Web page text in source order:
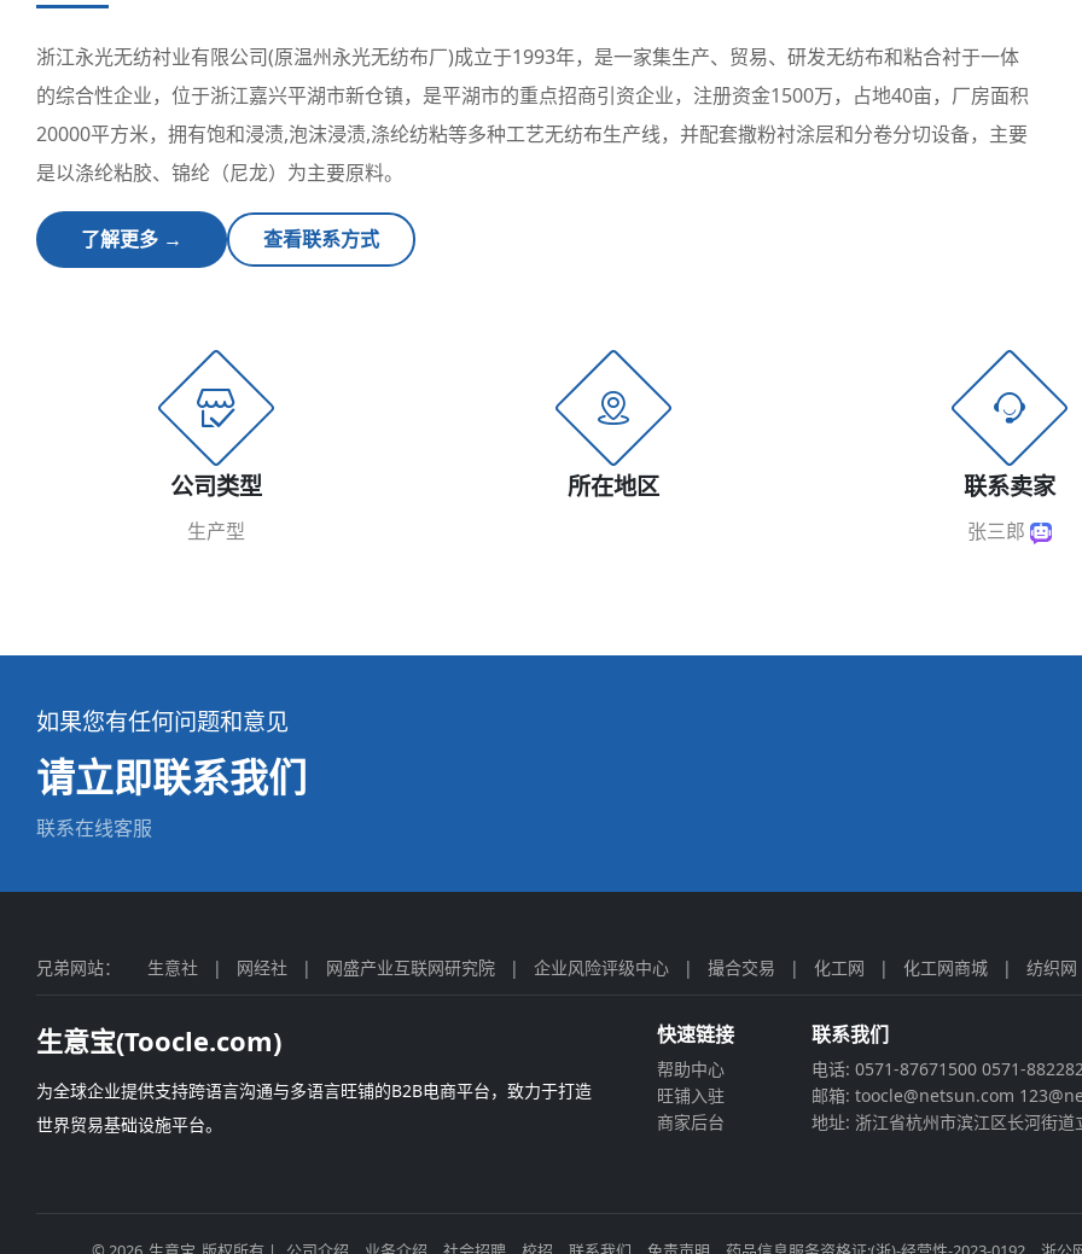
浙江永光无纺衬业有限公司(原温州永光无纺布厂)成立于1993年，是一家集生产、贸易、研发无纺布和粘合衬于一体
的综合性企业，位于浙江嘉兴平湖市新仓镇，是平湖市的重点招商引资企业，注册资金1500万，占地40亩，厂房面积
20000平方米，拥有饱和浸渍,泡沫浸渍,涤纶纺粘等多种工艺无纺布生产线，并配套撒粉衬涂层和分卷分切设备，主要
是以涤纶粘胶、锦纶（尼龙）为主要原料。
了解更多 → 查看联系方式
公司类型
生产型
所在地区 联系卖家
张三郎
如果您有任何问题和意见
请立即联系我们
联系在线客服
兄弟网站： 生意社 | 网经社 | 网盛产业互联网研究院 | 企业风险评级中心 | 撮合交易 | 化工网 | 化工网商城 | 纺织网
生意宝(Toocle.com)
为全球企业提供支持跨语言沟通与多语言旺铺的B2B电商平台，致力于打造
世界贸易基础设施平台。
快速链接
帮助中心
旺铺入驻
商家后台
联系我们
电话: 0571-87671500 0571-
邮箱: toocle@netsun.com
地址: 浙江省杭州市滨江区长河街